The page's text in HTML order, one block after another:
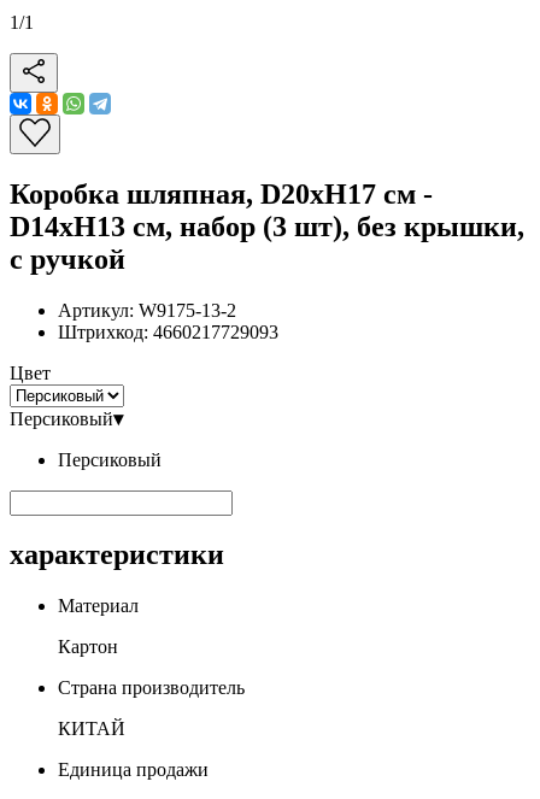
1/1
Коробка шляпная, D20xH17 см -
D14xH13 см, набор (3 шт), без крышки,
с ручкой
Артикул: W9175-13-2
Штрихкод: 4660217729093
Цвет
Персиковый▾
Персиковый
характеристики
Материал
Картон
Страна производитель
КИТАЙ
Единица продажи